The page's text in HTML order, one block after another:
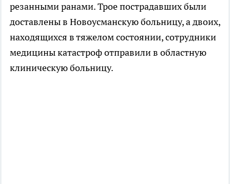
резанными ранами. Трое пострадавших были
доставлены в Новоусманскую больницу, а двоих,
находящихся в тяжелом состоянии, сотрудники
медицины катастроф отправили в областную
клиническую больницу.